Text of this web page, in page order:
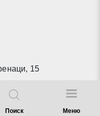
Поиск Меню
15